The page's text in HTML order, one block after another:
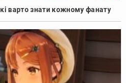
варто знати кожному фанату